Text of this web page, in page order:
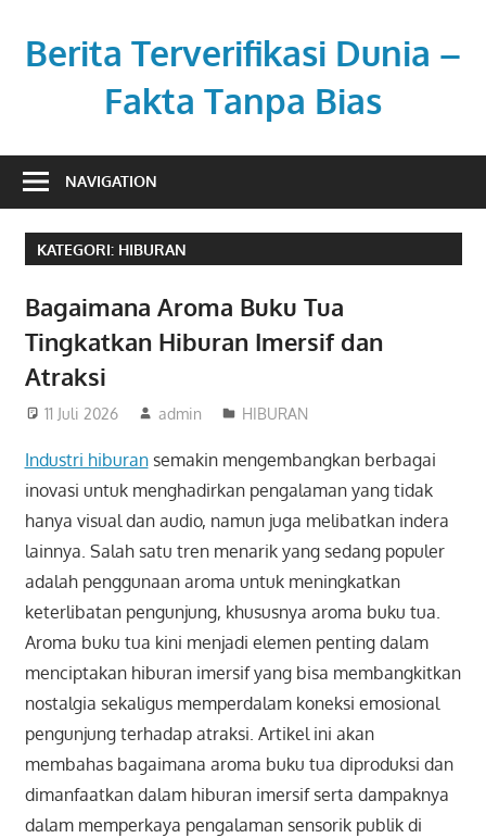
contentBerita Terverifikasi Dunia –
Fakta Tanpa Bias
profesional,
berimbang.
NAVIGATION
KATEGORI: HIBURAN
Bagaimana Aroma Buku Tua
Tingkatkan Hiburan Imersif dan
Atraksi
11 Juli 2026 admin HIBURAN
Industri hiburansemakin mengembangkan berbagai
inovasi untuk menghadirkan pengalaman yang tidak
hanya visual dan audio, namun juga melibatkan indera
lainnya. Salah satu tren menarik yang sedang populer
adalah penggunaan aroma untuk meningkatkan
keterlibatan pengunjung, khususnya aroma buku tua.
Aroma buku tua kini menjadi elemen penting dalam
menciptakan hiburan imersif yang bisa membangkitkan
nostalgia sekaligus memperdalam koneksi emosional
pengunjung terhadap atraksi. Artikel ini akan
membahas bagaimana aroma buku tua diproduksi dan
dimanfaatkan dalam hiburan imersif serta dampaknya
dalam memperkaya pengalaman sensorik publik di